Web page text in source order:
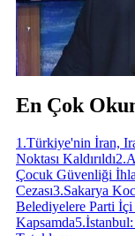
En Çok
1 .Türkiye'nin İran,
Noktası Kaldırıldı2.
Çocuk Güvenliği
Cezası3.Sakarya
Belediyelere Parti
Kapsamda5.İstanbul: